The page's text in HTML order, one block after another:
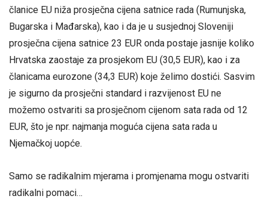
članice EU niža prosječna cijena satnice rada (Rumunjska,
Bugarska i Mađarska), kao i da je u susjednoj Sloveniji
prosječna cijena satnice 23 EUR onda postaje jasnije koliko
Hrvatska zaostaje za prosjekom EU (30,5 EUR), kao i za
članicama eurozone (34,3 EUR) koje želimo dostići. Sasvim
je sigurno da prosječni standard i razvijenost EU ne
možemo ostvariti sa prosječnom cijenom sata rada od 12
EUR, što je npr. najmanja moguća cijena sata rada u
Njemačkoj uopće.
Samo se radikalnim mjerama i promjenama mogu ostvariti
radikalni pomaci…